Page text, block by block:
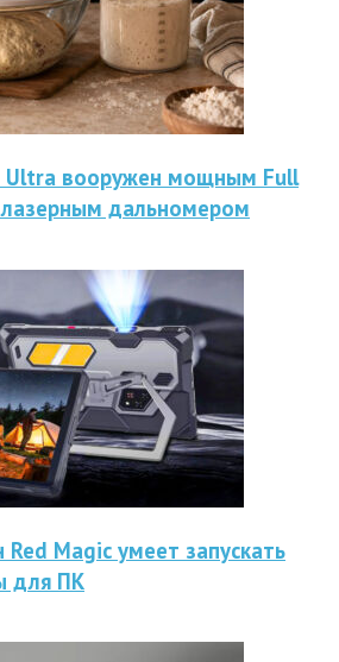
Ultra вооружен мощным Full
дальномером
Magic умеет запускать
для ПК